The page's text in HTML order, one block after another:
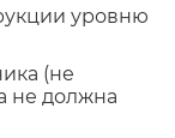
уровню
(не
не должна